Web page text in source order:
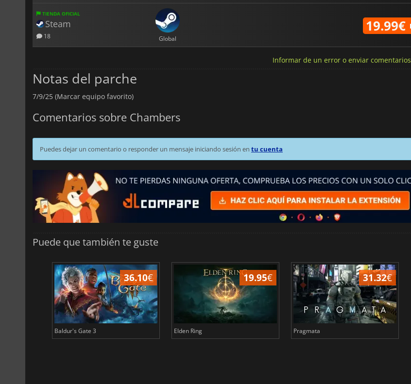
TIENDA OFICIAL
Steam
18 Global
19.99€
Informar de un error o enviar comentarios
Notas del parche
7/9/25 (Marcar equipo favorito)
Comentarios sobre Chambers
Puedes dejar un comentario o responder un mensaje iniciando sesión en tu cuenta
Puede que también te guste
36.10€
Baldur's Gate 3
19.95€
Elden Ring
31.32€
Pragmata